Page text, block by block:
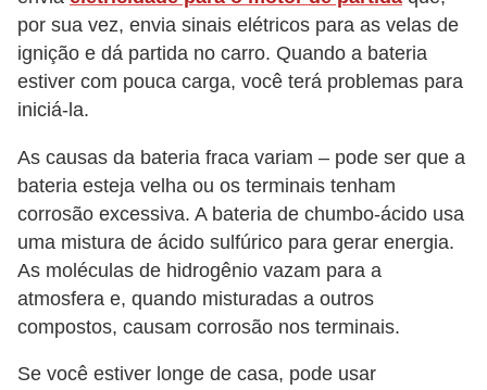
por sua vez, envia sinais elétricos para as velas de
ignição e dá partida no carro. Quando a bateria
estiver com pouca carga, você terá problemas para
iniciá-la.
As causas da bateria fraca variam – pode ser que a
bateria esteja velha ou os terminais tenham
corrosão excessiva. A bateria de chumbo-ácido usa
uma mistura de ácido sulfúrico para gerar energia.
As moléculas de hidrogênio vazam para a
atmosfera e, quando misturadas a outros
compostos, causam corrosão nos terminais.
Se você estiver longe de casa, pode usar